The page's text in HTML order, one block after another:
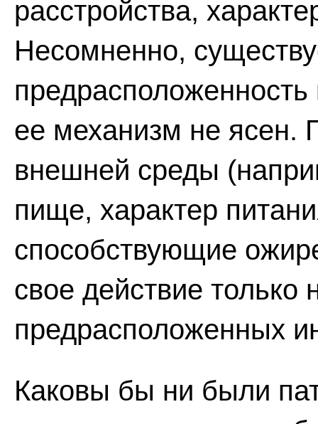
расстройства,
Несомненно,
предрасположенность
ее механизм не ясен.
внешней среды
пище, характер
способствующие
свое действие только
предрасположенных
Каковы бы ни были